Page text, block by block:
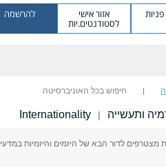
אזור אישי
לסטודנטים.יות
להרשמה
חיפוש בכל האוניברסיטה
ותעשייה |
Internationality
מצטרפים לדור הבא של היזמים והיזמיות במדעי